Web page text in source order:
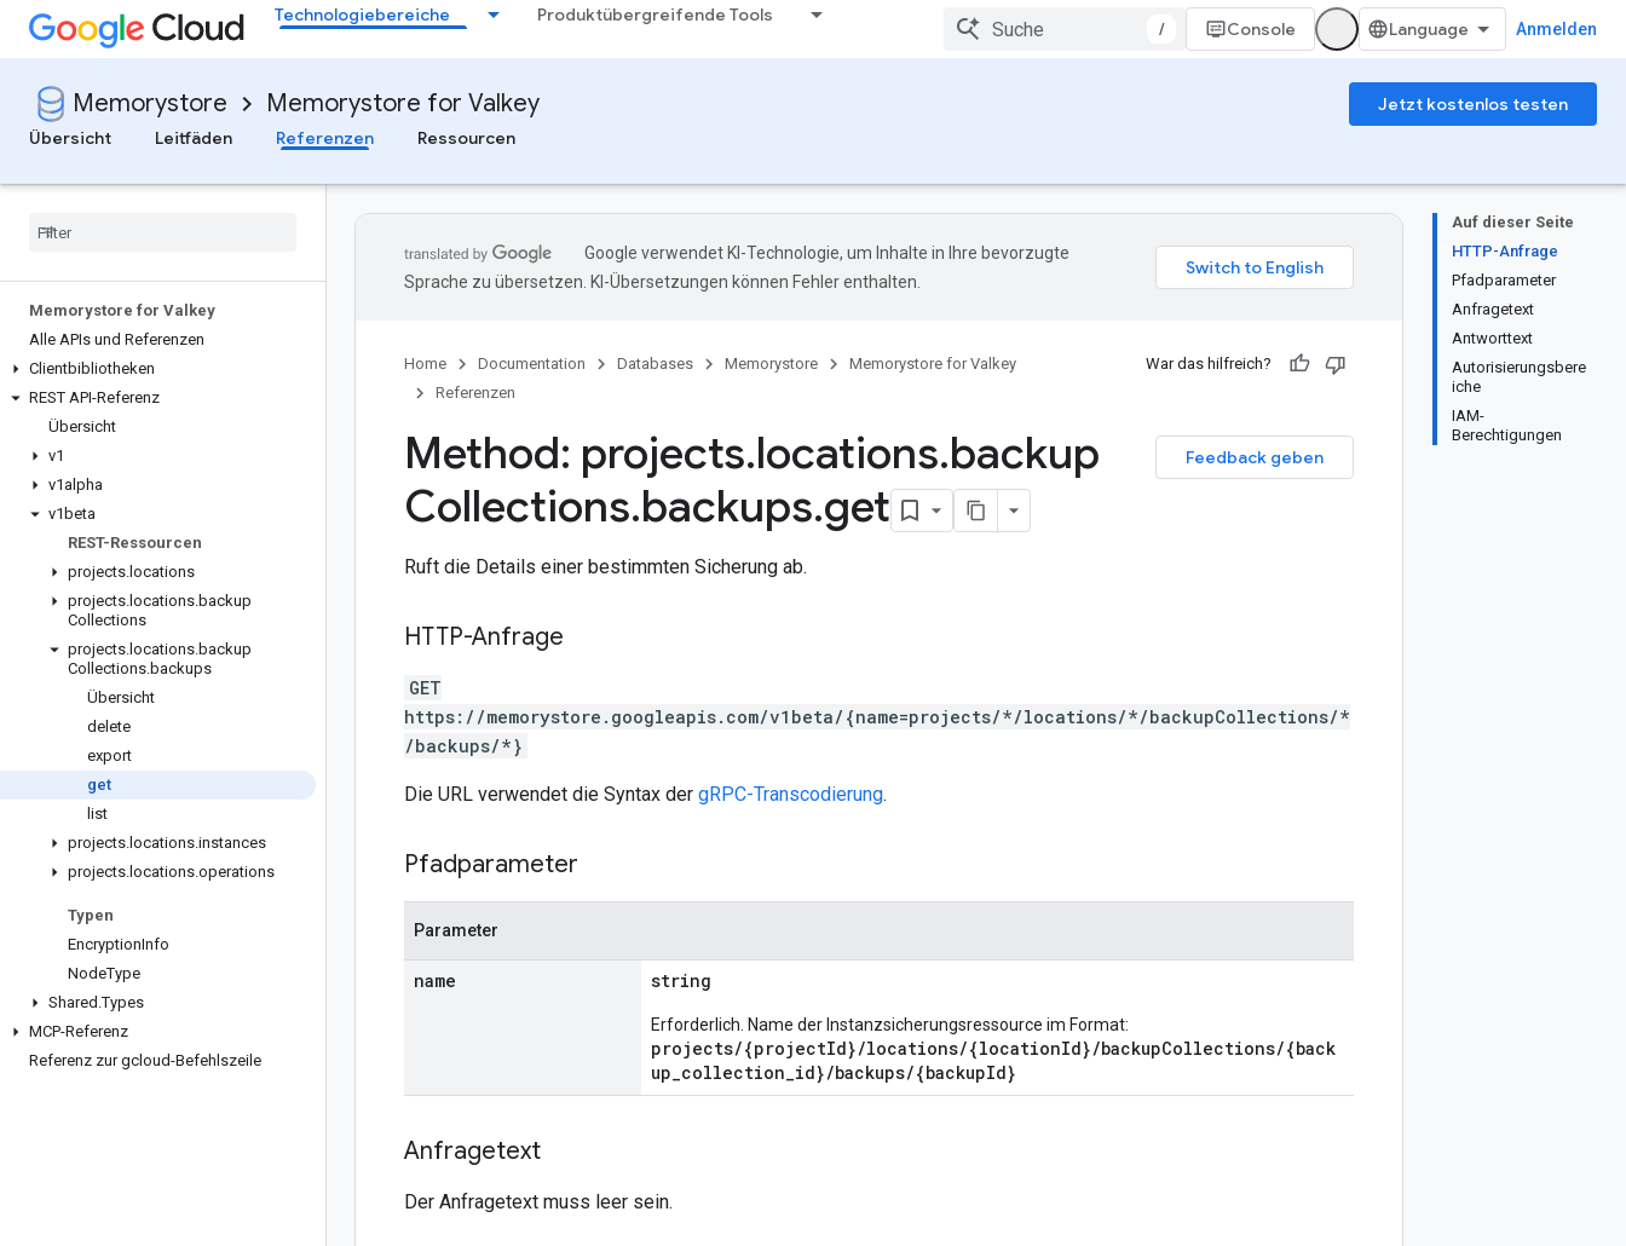
Technologiebereiche Produktübergreifende Tools
/ Console Anmelden
Memorystore Memorystore for Valkey
Jetzt kostenlos testen
Übersicht
Leitfäden Referenzen Ressourcen
Memorystore for Valkey
Alle APIs und Referenzen
Clientbibliotheken
REST API-Referenz
Übersicht
v1
v1alpha
v1beta
REST-Ressourcen
projects. locations
projects. locations.backup
Collections
projects. locations.backup
Collections.backups
Übersicht
delete
export
get
list
projects. locations.instances
projects. locations.operations
Typen
EncryptionInfo
NodeType
Shared .Types
MCP-Referenz
Referenz zur gcloud-Befehlszeile
Auf dieser Seite
HTTP-Anfrage
Pfadparameter
Anfragetext
Antworttext
Autorisierungsbere
iche
IAM-
Berechtigungen
Google verwendet KI-Technologie, um Inhalte in Ihre bevorzugte
Sprache zu übersetzen. KI-Übersetzungen können Fehler enthalten.
Home Documentation Databases Memorystore
Memorystore for Valkey
Referenzen
War das hilfreich?
Feedback geben
Method: projects.locations.backup
Collections.backups.get
Ruft die Details einer bestimmten Sicherung ab.
HTTP-Anfrage
GET
https://memorystore.googleapis.com/v1beta/{name=projects/*/locations/*/backupCollections/*
/backups/*}
Die URL verwendet die Syntax der gRPC-Transcodierung.
Pfadparameter
Parameter
name string
Erforderlich. Name der Instanzsicherungsressource im Format:
projects/{projectId}/locations/{locationId}/backupCollections/{back
up_collection_id}/backups/{backupId}
Anfragetext
Der Anfragetext muss leer sein.